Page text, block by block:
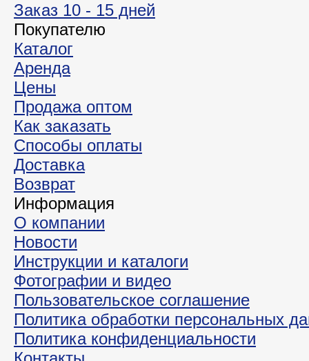
Заказ 10 - 15 дней
Покупателю
Каталог
Аренда
Цены
Продажа оптом
Как заказать
Способы оплаты
Доставка
Возврат
Информация
О компании
Новости
Инструкции и каталоги
Фотографии и видео
Пользовательское соглашение
Политика обработки персональных
Политика конфиденциальности